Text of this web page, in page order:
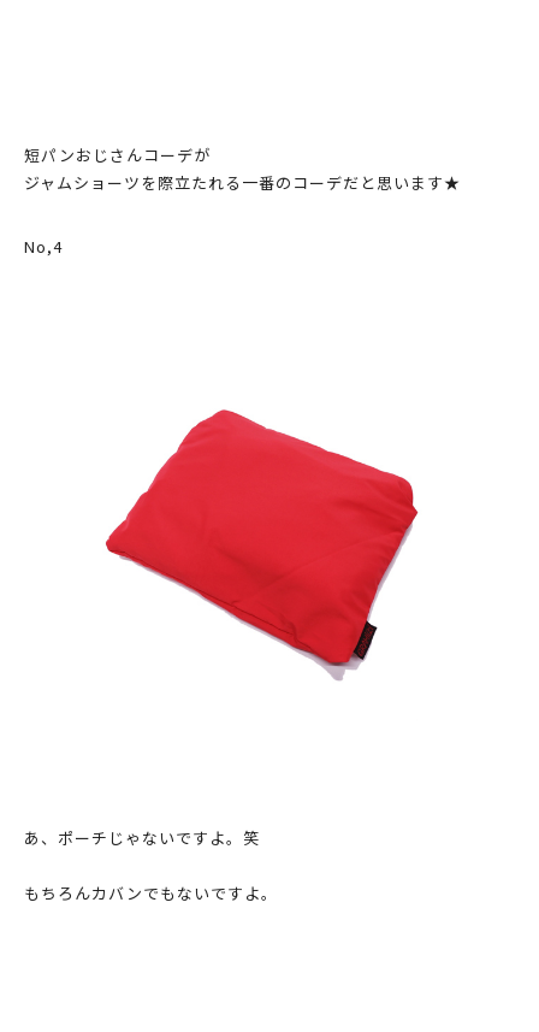
短パンおじさんコーデが
ジャムショーツを際立たれる一番のコーデだと思います★
No,4
あ、ポーチじゃないですよ。笑
もちろんカバンでもないですよ。